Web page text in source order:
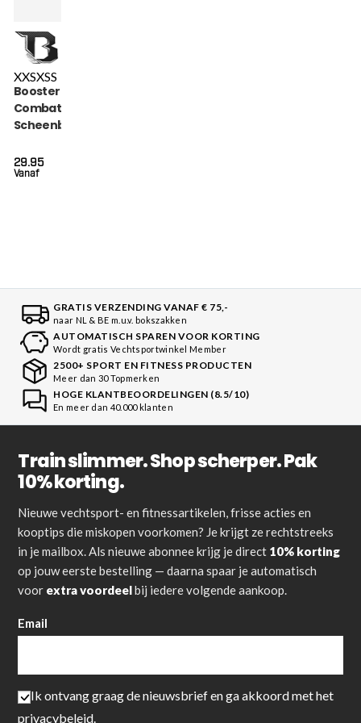
XXSXSS
Booster Youth
Combat Series
Scheenbeschermers
SG)
Vanaf
29.95
GRATIS VERZENDING VANAF € 75,-
naar NL & BE m.u.v. bokszakken
AUTOMATISCH SPAREN VOOR KORTING
Wordt gratis Vechtsportwinkel Member
2500+ SPORT EN FITNESS PRODUCTEN
Meer dan 30 Topmerken
HOGE KLANTBEOORDELINGEN (8.5/10)
En meer dan 40.000 klanten
Train slimmer. Shop scherper. Pak
10% korting.
Nieuwe vechtsport- en fitnessartikelen, frisse acties en
kooptips die miskopen voorkomen? Je krijgt ze rechtstreeks
in je mailbox. Als nieuwe abonnee krijg je direct 10% korting
op jouw eerste bestelling — daarna spaar je automatisch
voor extra voordeelbij iedere volgende aankoop.
Email
Ik ontvang graag de nieuwsbrief en ga akkoord met het
privacybeleid